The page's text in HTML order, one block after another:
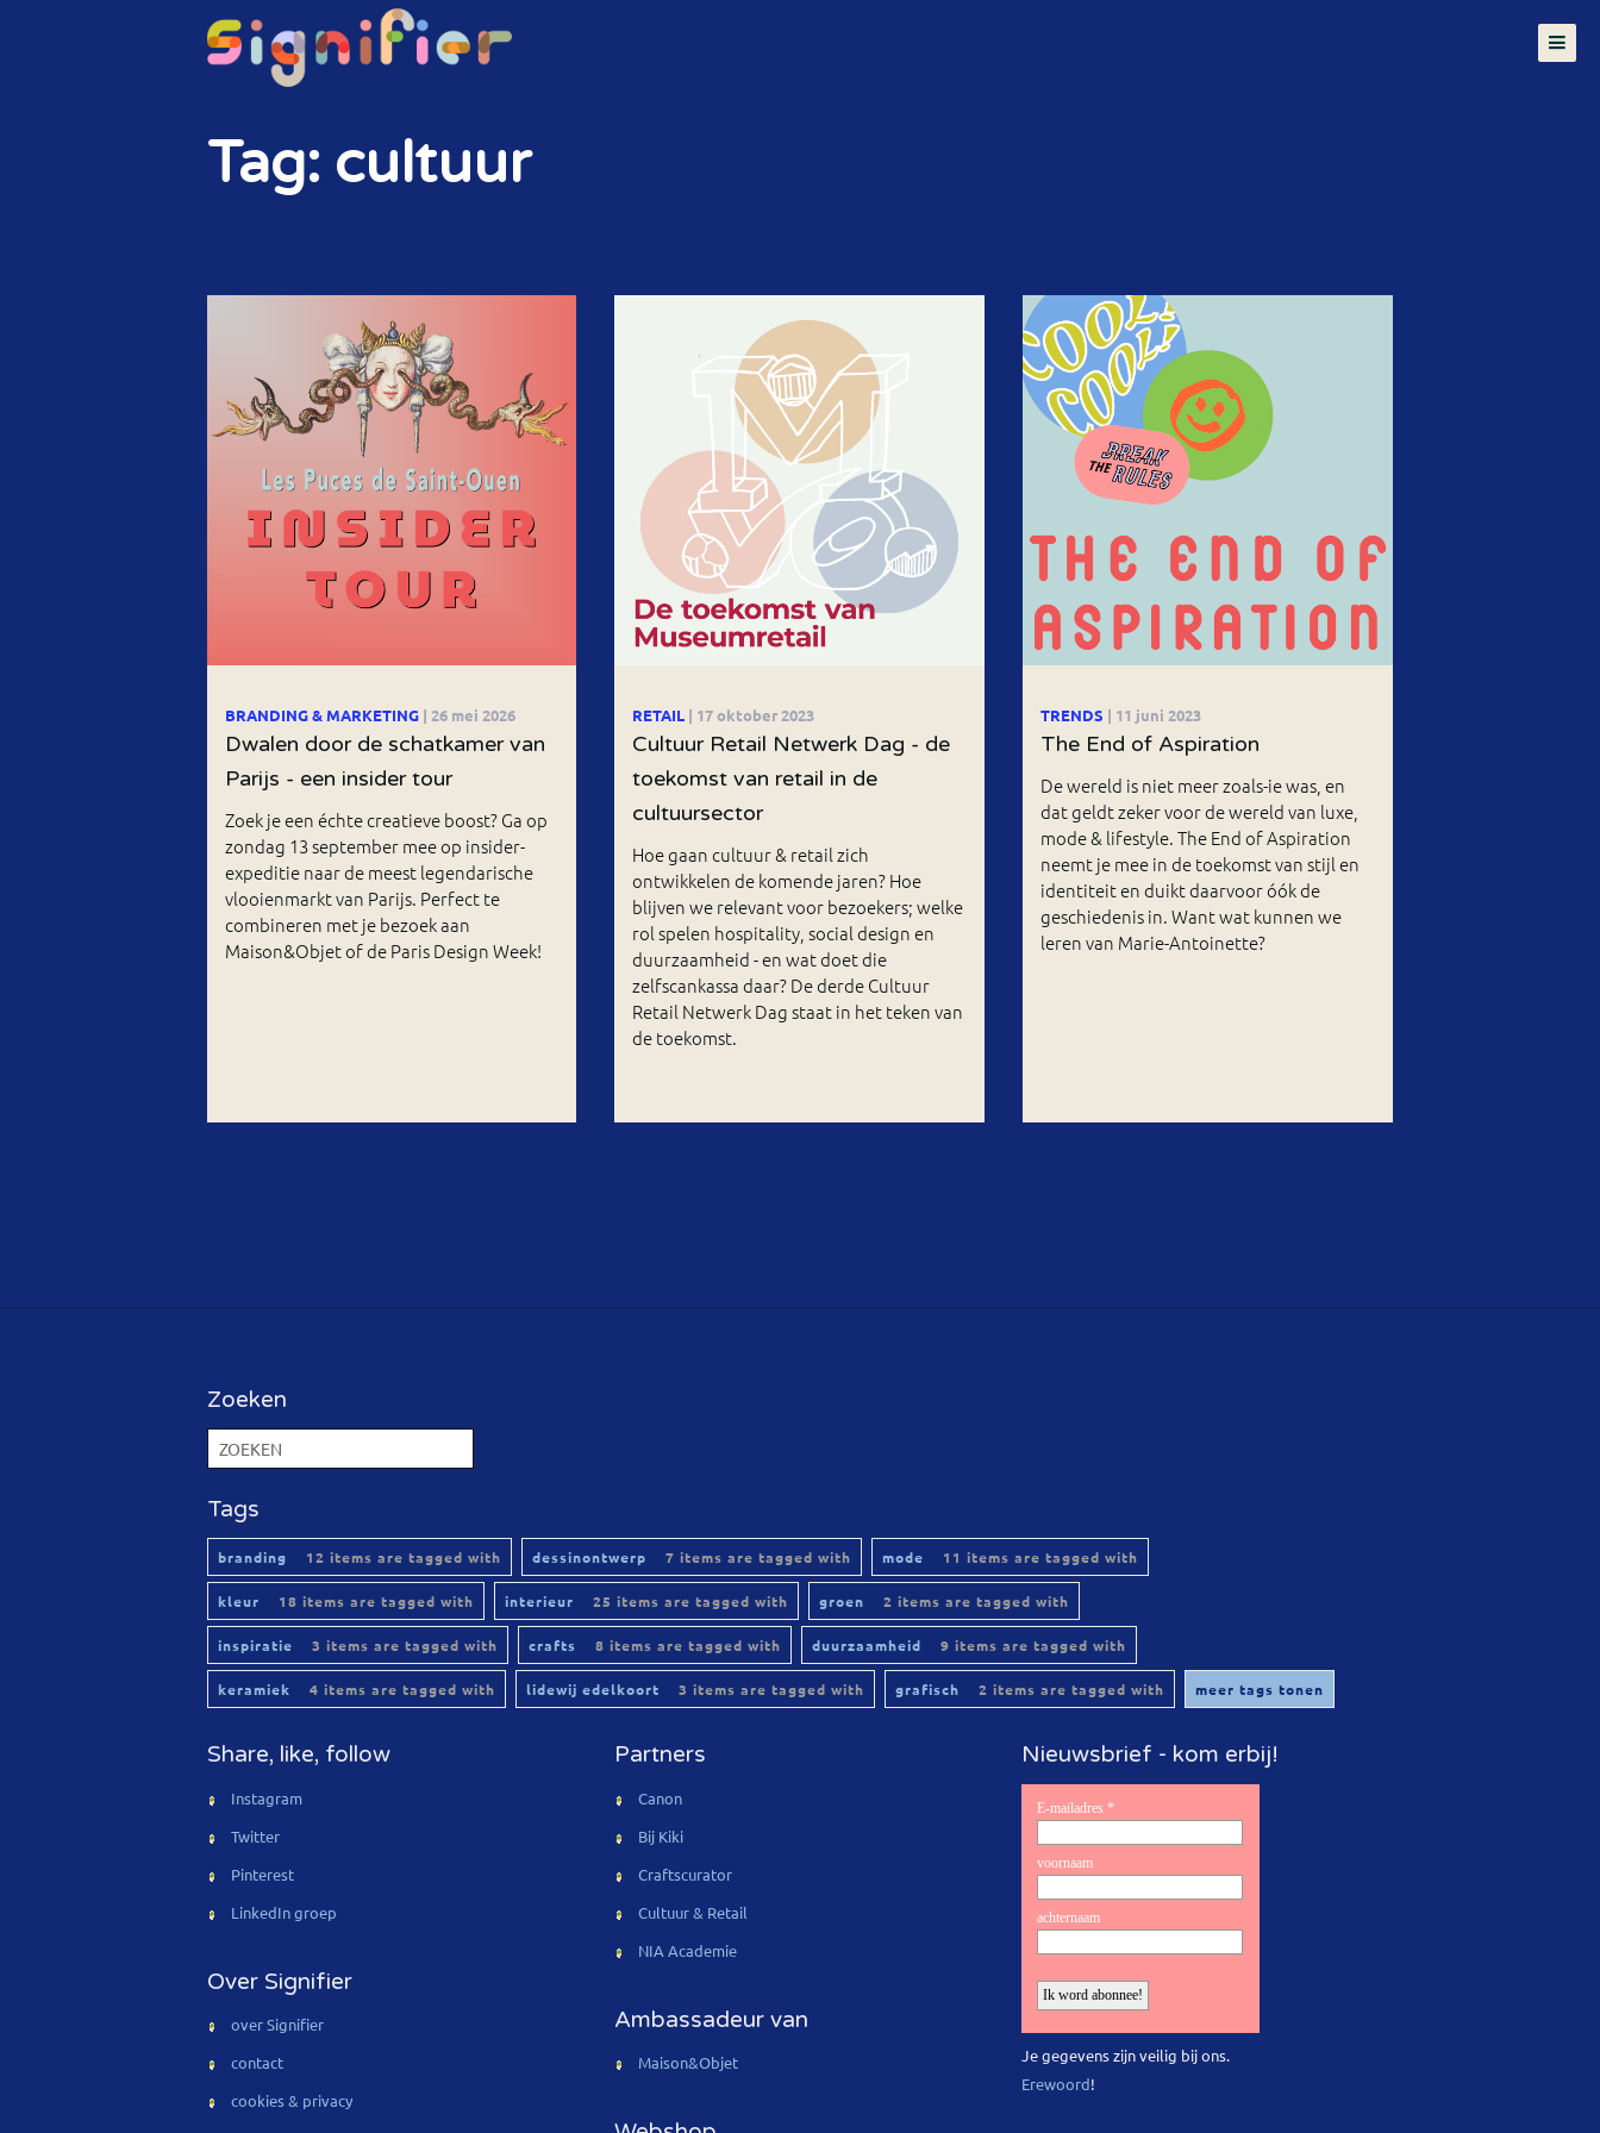
NIEUWSBRIEF
OP DE AGENDA
Tag: cultuur
BRANDING & MARKETING | 26 mei 2026
Dwalen door de schatkamer van
Parijs - een insider tour
Zoek je een échte creatieve boost? Ga op
zondag 13 september mee op insider-
expeditie naar de meest legendarische
vlooienmarkt van Parijs. Perfect te
combineren met je bezoek aan
Maison&Objet of de Paris Design Week!
RETAIL | 17 oktober 2023
Cultuur Retail Netwerk Dag - de
toekomst van retail in de
cultuursector
Hoe gaan cultuur & retail zich
ontwikkelen de komende jaren? Hoe
blijven we relevant voor bezoekers; welke
rol spelen hospitality, social design en
duurzaamheid - en wat doet die
zelfscankassa daar? De derde Cultuur
Retail Netwerk Dag staat in het teken van
de toekomst.
TRENDS | 11 juni 2023
The End of Aspiration
De wereld is niet meer zoals-ie was, en
dat geldt zeker voor de wereld van luxe,
mode & lifestyle. The End of Aspiration
neemt je mee in de toekomst van stijl en
identiteit en duikt daarvoor óók de
geschiedenis in. Want wat kunnen we
leren van Marie-Antoinette?
Zoeken
Tags
branding 12 items are tagged with dessinontwerp 7 items are tagged with mode 11 items are tagged with
kleur 18 items are tagged with interieur 25 items are tagged with groen 2 items are tagged with
inspiratie 3 items are tagged with crafts 8 items are tagged with duurzaamheid 9 items are tagged with
keramiek 4 items are tagged with lidewij edelkoort 3 items are tagged with grafisch 2 items are tagged with meer tags tonen
Share, like, follow
Instagram
Twitter
Pinterest
LinkedIn groep
Over Signifier
over Signifier
contact
cookies & privacy
Partners
Canon
Bij Kiki
Craftscurator
Cultuur & Retail
NIA Academie
Ambassadeur van
Maison&Objet
Nieuwsbrief - kom erbij!
Je gegevens zijn veilig bij ons.
Erewoord!